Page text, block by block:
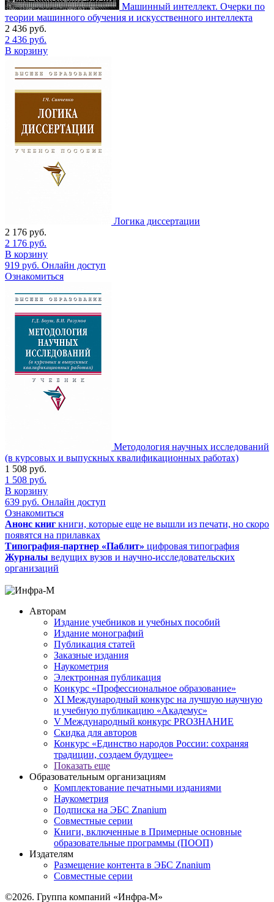
Машинный интеллект. Очерки по
теории машинного обучения и искусственного интеллекта
2 436 руб.
2 436 руб.
В корзину
Логика диссертации
2 176 руб.
2 176 руб.
В корзину
919 руб. Онлайн доступ
Ознакомиться
Методология научных исследований
(в курсовых и выпускных квалификационных работах)
1 508 руб.
1 508 руб.
В корзину
639 руб. Онлайн доступ
Ознакомиться
Анонс книг книги, которые еще не вышли из печати, но скоро
появятся на прилавках
Типография-партнер «Паблит» цифровая типография
Журналы ведущих вузов и научно-исследовательских
организаций
Авторам
Издание учебников и учебных пособий
Издание монографий
Публикация статей
Заказные издания
Наукометрия
Электронная публикация
Конкурс «Профессиональное образование»
XI Международный конкурс на лучшую научную
и учебную публикацию «Академус»
V Международный конкурс PROЗНАНИЕ
Скидка для авторов
Конкурс «Единство народов России: сохраняя
традиции, создаем будущее»
Показать еще
Образовательным организациям
Комплектование печатными изданиями
Наукометрия
Подписка на ЭБС Znanium
Совместные серии
Книги, включенные в Примерные основные
образовательные программы (ПООП)
Издателям
Размещение контента в ЭБС Znanium
Совместные серии
©2026. Группа компаний «Инфра-М»